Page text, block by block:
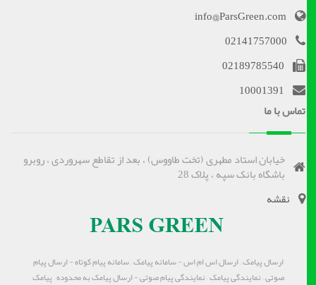
info@ParsGreen.com
02141757000
02189785540
10001391
تماس با ما
خیابان استاد مطهری (تخت طاووس) ، بعد از تقاطع سهروردی ، روبرو
باشگاه بانک سپه ، پلاک 28
نقشه
ارسال پیامک – ارسال اس ام اس - سامانه پیامک – سامانه پیام کوتاه - ارسال پیام
صوتی – نمایندگی پیامک – نمایندگی پیام صوتی - ارسال پیامک به محدوده – پیامک